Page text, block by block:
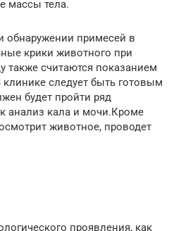
массы тела.
обнаружении примесей в
крики животного при
также считаются показанием
следует быть готовым
будет пройти ряд
анализ кала и мочи.Кроме
животное, проводет
проявления, как